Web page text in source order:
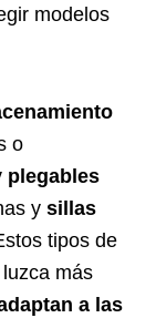
modelos
o
plegables
y sillas
tipos de
más
a las